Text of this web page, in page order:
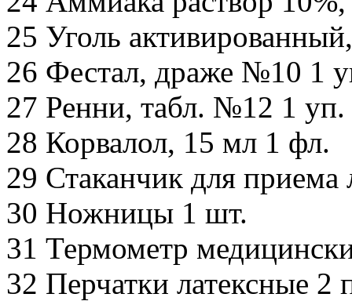
25 Уголь
26 Фестал, драже №10 1
27 Ренни, табл. №12 1 уп.
28 Корвалол, 15 мл 1 фл.
29 Стаканчик для приема
30 Ножницы 1 шт.
31 Термометр
32 Перчатки латексные 2